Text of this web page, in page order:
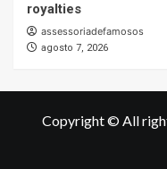
royalties
assessoriadefamosos
agosto 7, 2026
Copyright © All